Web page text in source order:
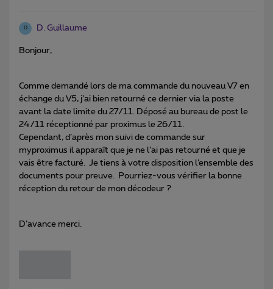
D D. Guillaume
Bonjour,
Comme demandé lors de ma commande du nouveau V7 en
échange du V5, j’ai bien retourné ce dernier via la poste
avant la date limite du 27/11. Déposé au bureau de post le
24/11 réceptionné par proximus le 26/11.
Cependant, d’après mon suivi de commande sur
myproximus il apparaît que je ne l’ai pas retourné et que je
vais être facturé. Je tiens à votre disposition l’ensemble des
documents pour preuve. Pourriez-vous vérifier la bonne
réception du retour de mon décodeur ?
D’avance merci.